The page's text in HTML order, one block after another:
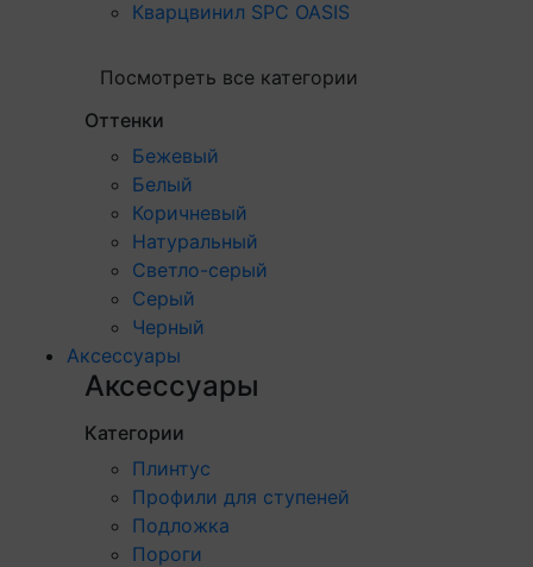
Кварцвинил SPC OASIS
Посмотреть все категории
Оттенки
Бежевый
Белый
Коричневый
Натуральный
Светло-серый
Серый
Черный
Аксессуары
Аксессуары
Категории
Плинтус
Профили для ступеней
Подложка
Пороги